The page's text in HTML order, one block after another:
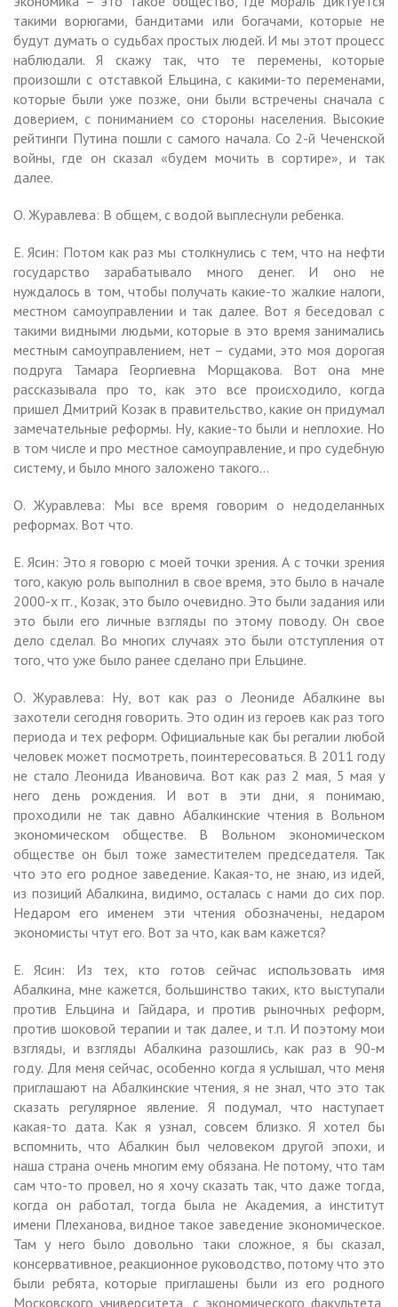
такими ворюгами, бандитами или богачами, которые не
будут думать о судьбах простых людей. И мы этот процесс
наблюдали. Я скажу так, что те перемены, которые
произошли с отставкой Ельцина, с какими-то переменами,
которые были уже позже, они были встречены сначала с
доверием, с пониманием со стороны населения. Высокие
рейтинги Путина пошли с самого начала. Со 2-й Чеченской
войны, где он сказал «будем мочить в сортире», и так
далее.
О. Журавлева: В общем, с водой выплеснули ребенка.
Е. Ясин: Потом как раз мы столкнулись с тем, что на нефти
государство зарабатывало много денег. И оно не
нуждалось в том, чтобы получать какие-то жалкие налоги,
местном самоуправлении и так далее. Вот я беседовал с
такими видными людьми, которые в это время занимались
местным самоуправлением, нет – судами, это моя дорогая
подруга Тамара Георгиевна Морщакова. Вот она мне
рассказывала про то, как это все происходило, когда
пришел Дмитрий Козак в правительство, какие он придумал
замечательные реформы. Ну, какие-то были и неплохие. Но
в том числе и про местное самоуправление, и про судебную
систему, и было много заложено такого…
О. Журавлева: Мы все время говорим о недоделанных
реформах. Вот что.
Е. Ясин: Это я говорю с моей точки зрения. А с точки зрения
того, какую роль выполнил в свое время, это было в начале
2000-х гг., Козак, это было очевидно. Это были задания или
это были его личные взгляды по этому поводу. Он свое
дело сделал. Во многих случаях это были отступления от
того, что уже было ранее сделано при Ельцине.
О. Журавлева: Ну, вот как раз о Леониде Абалкине вы
захотели сегодня говорить. Это один из героев как раз того
периода и тех реформ. Официальные как бы регалии любой
человек может посмотреть, поинтересоваться. В 2011 году
не стало Леонида Ивановича. Вот как раз 2 мая, 5 мая у
него день рождения. И вот в эти дни, я понимаю,
проходили не так давно Абалкинские чтения в Вольном
экономическом обществе. В Вольном экономическом
обществе он был тоже заместителем председателя. Так
что это его родное заведение. Какая-то, не знаю, из идей,
из позиций Абалкина, видимо, осталась с нами до сих пор.
Недаром его именем эти чтения обозначены, недаром
экономисты чтут его. Вот за что, как вам кажется?
Е. Ясин: Из тех, кто готов сейчас использовать имя
Абалкина, мне кажется, большинство таких, кто выступали
против Ельцина и Гайдара, и против рыночных реформ,
против шоковой терапии и так далее, и т.п. И поэтому мои
взгляды, и взгляды Абалкина разошлись, как раз в 90-м
году. Для меня сейчас, особенно когда я услышал, что меня
приглашают на Абалкинские чтения, я не знал, что это так
сказать регулярное явление. Я подумал, что наступает
какая-то дата. Как я узнал, совсем близко. Я хотел бы
вспомнить, что Абалкин был человеком другой эпохи, и
наша страна очень многим ему обязана. Не потому, что там
сам что-то провел, но я хочу сказать так, что даже тогда,
когда он работал, тогда была не Академия, а институт
имени Плеханова, видное такое заведение экономическое.
Там у него было довольно таки сложное, я бы сказал,
консервативное, реакционное руководство, потому что это
были ребята, которые приглашены были из его родного
Московского университета, с экономического факультета,